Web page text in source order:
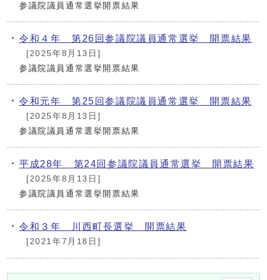
参議院議員通常選挙開票結果
令和４年 第26回参議院議員通常選挙 開票結果
[2025年8月13日]
参議院議員通常選挙開票結果
令和元年 第25回参議院議員通常選挙 開票結果
[2025年8月13日]
参議院議員通常選挙開票結果
平成28年 第24回参議院議員通常選挙 開票結果
[2025年8月13日]
参議院議員通常選挙開票結果
令和３年 川西町長選挙 開票結果
[2021年7月18日]